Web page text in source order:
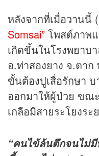
หลังจากที่เมื่อวานนี้
Somsai” โพสต์ภาพแ
เกิดขึ้นในโรงพยาบ
อ.ท่าสองยาง จ.ตา
ขั้นต้องปูเสื่อรักษา
ออกมาให้ผู้ป่วย ขณ
เกลือมีสายระโยงระ
“คนไข้ล้นตึกจนไม่